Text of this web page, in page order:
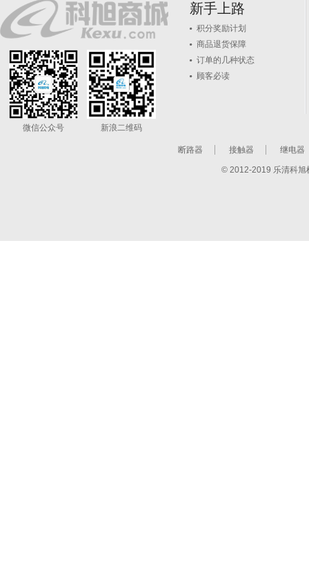
微信公众号 新浪二维码
新手上路
积分奖励计划
商品退货保障
订单的几种状态
顾客必读
断路器 接触器 继电器
© 2012-2019 乐清科旭